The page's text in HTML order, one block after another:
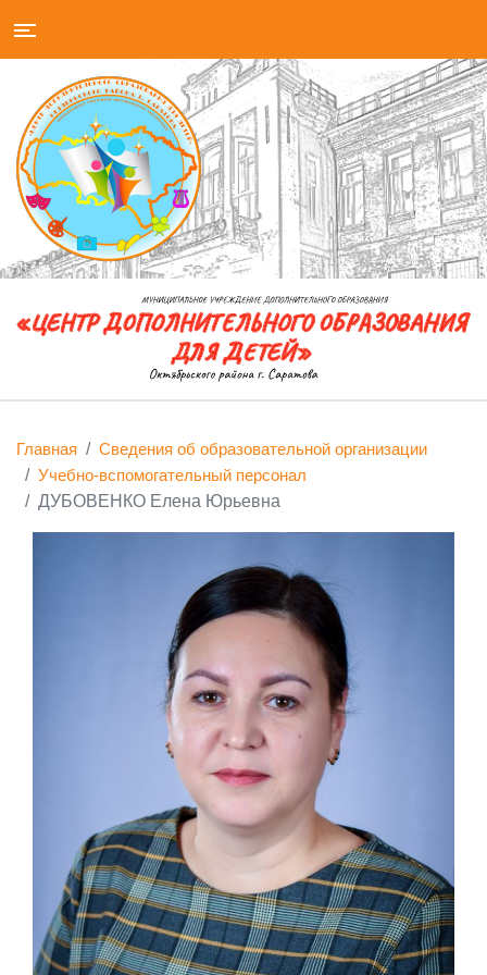
Главная
Сведения об образовательной организации
Учебно-вспомогательный персонал
ДУБОВЕНКО Елена Юрьевна